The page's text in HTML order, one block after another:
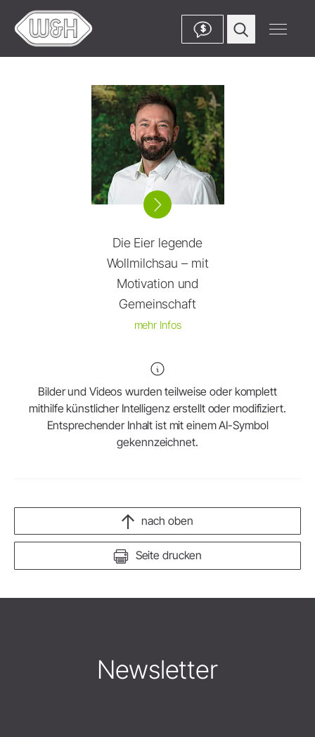
$
Die Eier legende
Wollmilchsau – mit
Motivation und
Gemeinschaft
mehr Infos
Bilder und Videos wurden teilweise oder komplett
mithilfe künstlicher Intelligenz erstellt oder modifiziert.
Entsprechender Inhalt ist mit einem AI-Symbol
gekennzeichnet.
Seite drucken
nach oben
Newsletter